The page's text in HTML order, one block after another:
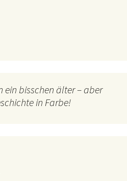
ein bisschen älter – aber
in Farbe!